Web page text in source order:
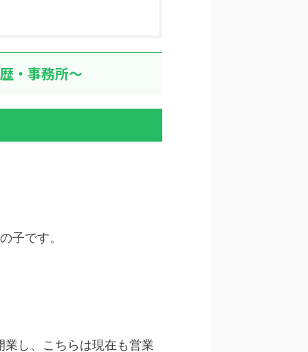
・事務所～
子です。
し、こちらは現在も営業